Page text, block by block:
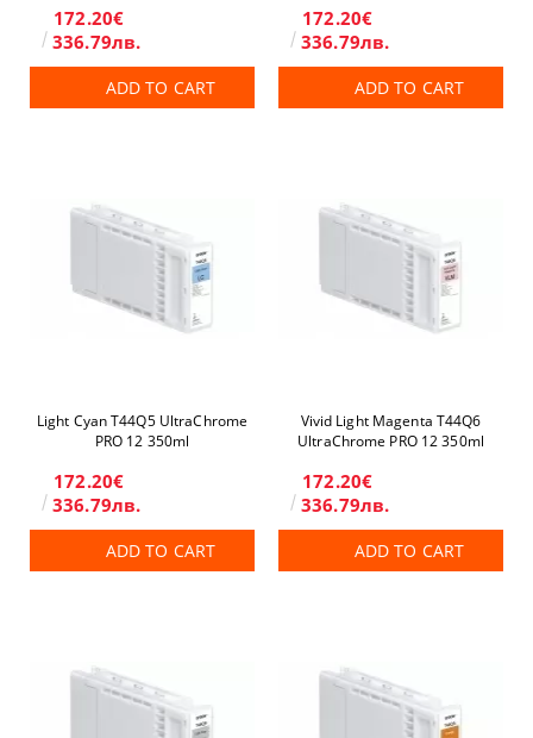
172.20€
336.79лв.
ADD TO CART
172.20€
336.79лв.
ADD TO CART
Light Cyan T44Q5 UltraChrome
PRO 12 350ml
172.20€
336.79лв.
ADD TO CART
Vivid Light Magenta T44Q6
UltraChrome PRO 12 350ml
172.20€
336.79лв.
ADD TO CART